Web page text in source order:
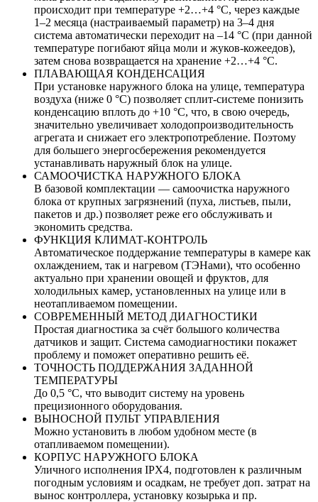
происходит при температуре +2…+4 °C, через каждые
1–2 месяца (настраиваемый параметр) на 3–4 дня
система автоматически переходит на –14 °C (при данной
температуре погибают яйца моли и жуков-кожеедов),
затем снова возвращается на хранение +2…+4 °C.
ПЛАВАЮЩАЯ КОНДЕНСАЦИЯ
При установке наружного блока на улице, температура
воздуха (ниже 0 °C) позволяет сплит-системе понизить
конденсацию вплоть до +10 °C, что, в свою очередь,
значительно увеличивает холодопроизводительность
агрегата и снижает его электропотребление. Поэтому
для большего энергосбережения рекомендуется
устанавливать наружный блок на улице.
САМООЧИСТКА НАРУЖНОГО БЛОКА
В базовой комплектации — самоочистка наружного
блока от крупных загрязнений (пуха, листьев, пыли,
пакетов и др.) позволяет реже его обслуживать и
экономить средства.
ФУНКЦИЯ КЛИМАТ-КОНТРОЛЬ
Автоматическое поддержание температуры в камере как
охлаждением, так и нагревом (ТЭНами), что особенно
актуально при хранении овощей и фруктов, для
холодильных камер, установленных на улице или в
неотапливаемом помещении.
СОВРЕМЕННЫЙ МЕТОД ДИАГНОСТИКИ
Простая диагностика за счёт большого количества
датчиков и защит. Система самодиагностики покажет
проблему и поможет оперативно решить её.
ТОЧНОСТЬ ПОДДЕРЖАНИЯ ЗАДАННОЙ
ТЕМПЕРАТУРЫ
До 0,5 °C, что выводит систему на уровень
прецизионного оборудования.
ВЫНОСНОЙ ПУЛЬТ УПРАВЛЕНИЯ
Можно установить в любом удобном месте (в
отапливаемом помещении).
КОРПУС НАРУЖНОГО БЛОКА
Уличного исполнения IPX4, подготовлен к различным
погодным условиям и осадкам, не требует доп. затрат на
вынос контроллера, установку козырька и пр.